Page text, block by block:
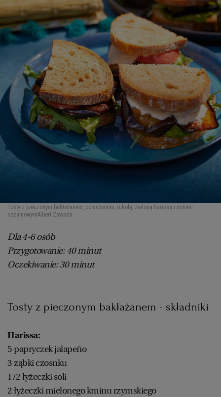
Tosty z pieczonym bakłażanem, pomidorami, rukolą, zieloną harissą i sosem
sezamowymAlbert Zawada
Dla 4-6 osób
Przygotowanie: 40 minut
Oczekiwanie: 30 minut
Tosty z pieczonym bakłażanem - składniki
Harissa:
5 papryczek jalapeño
3 ząbki czosnku
1/2 łyżeczki soli
2 łyżeczki mielonego kminu rzymskiego